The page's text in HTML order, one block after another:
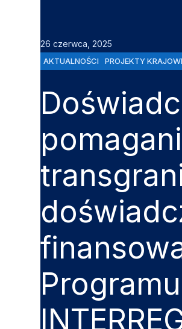
26 czerwca, 2025
AKTUALNOŚCI PROJEKTY